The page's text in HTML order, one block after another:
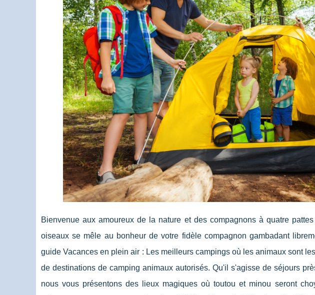
Bienvenue aux amoureux de la nature et des compagnons à quatre
oiseaux se mêle au bonheur de votre fidèle compagnon gambadant
guide Vacances en plein air : Les meilleurs campings où les animaux sont
de destinations de camping animaux autorisés. Qu'il s'agisse de séjours
nous vous présentons des lieux magiques où toutou et minou seront